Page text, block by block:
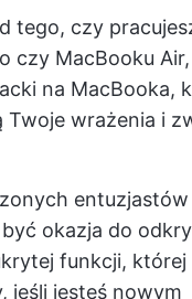
tego, czy
czy MacBooku
na MacBooka,
Twoje wrażenia i
okazja do
funkcji, której
jeśli jesteś nowym